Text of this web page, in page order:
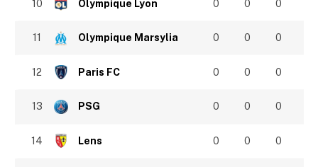
10 Olympique Lyon 0 0 0
11 Olympique Marsylia 0 0 0
12 Paris FC 0 0 0
13 PSG 0 0 0
14 Lens 0 0 0